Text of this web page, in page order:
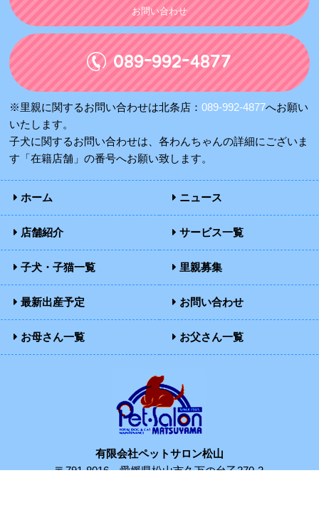
お問い合わせ
089-992-4877
※里親に関するお問い合わせは北条店：089-992-4877へお願い
いたします。
子犬に関するお問い合わせは、各わんちゃんの詳細にございま
す「在籍店舗」の番号へお願い致します。
ホーム ニュース
店舗紹介 サービス一覧
子犬・子猫一覧 里親募集
最新出産予定 お問い合わせ
お母さん一覧 お父さん一覧
有限会社ペットサロン松山
〒791-8016愛媛県松山市久万の台乙270-2